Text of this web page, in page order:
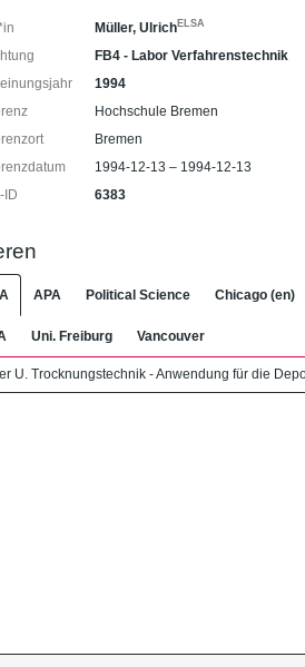
Müller, UlrichELSA
FB4 - Labor Verfahrenstechnik
1994
Hochschule Bremen
Bremen
1994-12-13 – 1994-12-13
ID
6383
APA Political Science Chicago (en)
Uni. Freiburg Vancouver
U. Trocknungstechnik - Anwendung für die